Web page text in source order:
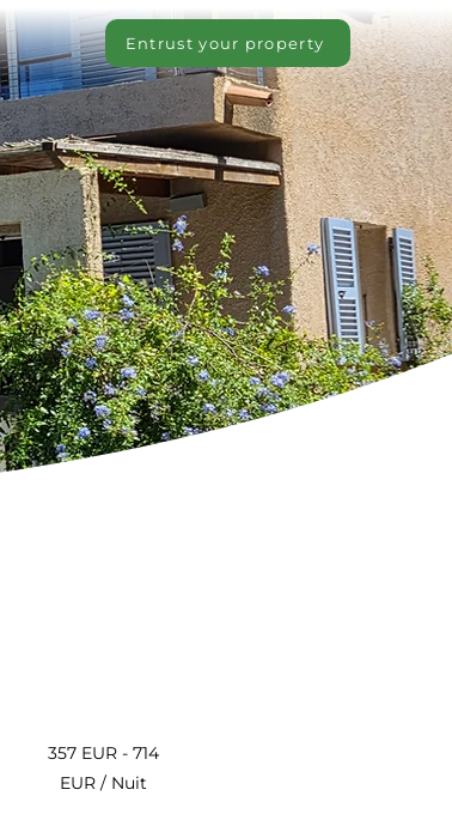
Entrust your property
357 EUR - 714
EUR / Nuit